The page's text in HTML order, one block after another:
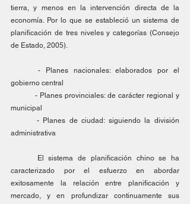
tierra, y menos en la intervención directa de la
economía. Por lo que se estableció un sistema de
planificación de tres niveles y categorías (Consejo
de Estado, 2005).
gobierno central
municipal
administrativa
caracterizado por el esfuerzo en abordar
exitosamente la relación entre planificación y
mercado, y en profundizar continuamente sus